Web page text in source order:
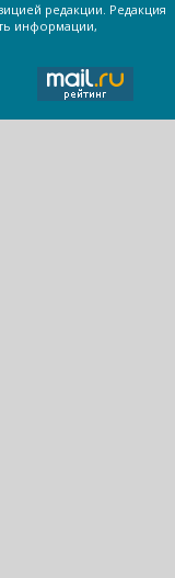
редакции. Редакция
информации,